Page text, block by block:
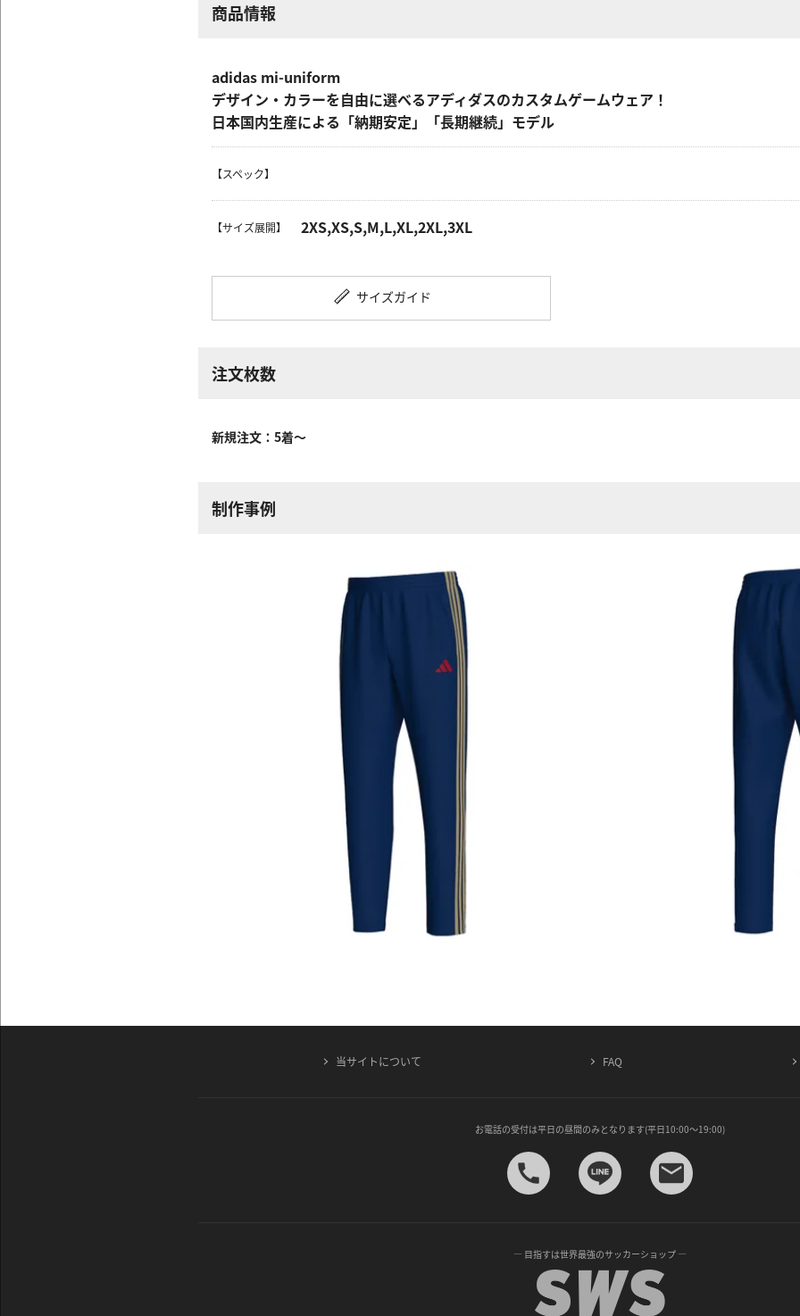
商品情報
adidas mi-uniform
デザイン・カラーを自由に選べるアディダスのカスタムゲームウェア！
日本国内生産による「納期安定」「長期継続」モデル
【スペック】
【サイズ展開】 2XS,XS,S,M,L,XL,2XL,3XL
サイズガイド
注文枚数
新規注文：5着～
制作事例
当サイトについて FAQ
お電話の受付は平日の昼間のみとなります(平日10:00～19:00)
— 目指すは世界最強のサッカーショップ —